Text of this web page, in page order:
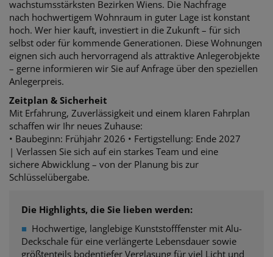
wachstumsstärksten Bezirken Wiens. Die Nachfrage
nach hochwertigem Wohnraum in guter Lage ist konstant
hoch. Wer hier kauft, investiert in die Zukunft – für sich
selbst oder für kommende Generationen. Diese Wohnungen
eignen sich auch hervorragend als attraktive Anlegerobjekte
– gerne informieren wir Sie auf Anfrage über den speziellen
Anlegerpreis.
Zeitplan & Sicherheit
Mit Erfahrung, Zuverlässigkeit und einem klaren Fahrplan
schaffen wir Ihr neues Zuhause:
• Baubeginn: Frühjahr 2026 • Fertigstellung: Ende 2027
| Verlassen Sie sich auf ein starkes Team und eine
sichere Abwicklung – von der Planung bis zur
Schlüsselübergabe.
Die Highlights, die Sie lieben werden:
■ Hochwertige, langlebige Kunststofffenster mit Alu-
Deckschale für eine verlängerte Lebensdauer sowie
größtenteils bodentiefer Verglasung für viel Licht und